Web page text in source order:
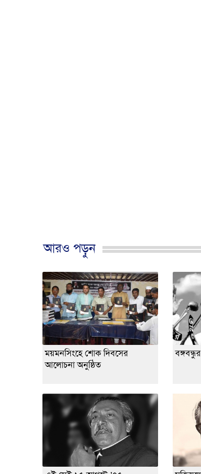
আরও পড়ুন
ময়মনসিংহে শোক দিবসের
আলোচনা অনুষ্ঠিত